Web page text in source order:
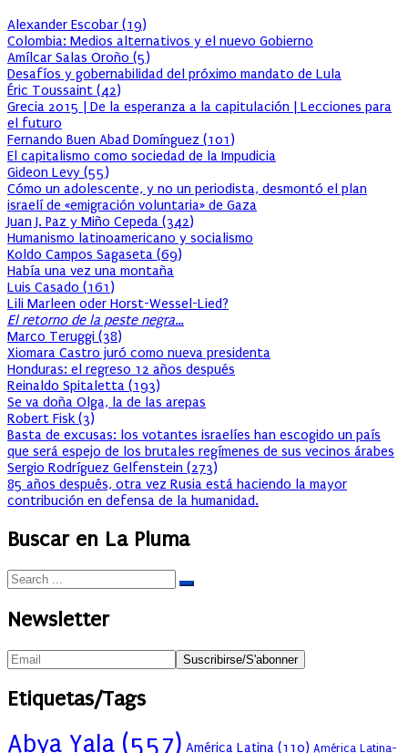
Alexander Escobar (19)
Colombia: Medios alternativos y el nuevo Gobierno
Amílcar Salas Oroño (5)
Desafíos y gobernabilidad del próximo mandato de Lula
Éric Toussaint (42)
Grecia 2015 | De la esperanza a la capitulación | Lecciones para
el futuro
Fernando Buen Abad Domínguez (101)
El capitalismo como sociedad de la Impudicia
Gideon Levy (55)
Cómo un adolescente, y no un periodista, desmontó el plan
israelí de «emigración voluntaria» de Gaza
Juan J. Paz y Miño Cepeda (342)
Humanismo latinoamericano y socialismo
Koldo Campos Sagaseta (69)
Había una vez una montaña
Luis Casado (161)
Lili Marleen oder Horst-Wessel-Lied?
El retorno de la peste negra…
Marco Teruggi (38)
Xiomara Castro juró como nueva presidenta
Honduras: el regreso 12 años después
Reinaldo Spitaletta (193)
Se va doña Olga, la de las arepas
Robert Fisk (3)
Basta de excusas: los votantes israelíes han escogido un país
que será espejo de los brutales regímenes de sus vecinos árabes
Sergio Rodríguez Gelfenstein (273)
85 años después, otra vez Rusia está haciendo la mayor
contribución en defensa de la humanidad.
Buscar en La Pluma
Newsletter
Etiquetas/Tags
Abya Yala (557) América Latina (110) América Latina-